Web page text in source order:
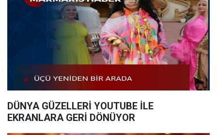
DÜNYA GÜZELLERİ YOUTUBE İLE
EKRANLARA GERİ DÖNÜYOR